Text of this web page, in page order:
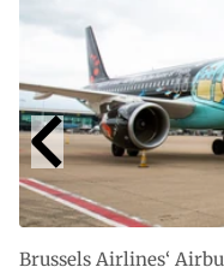
Brussels Airlines‘